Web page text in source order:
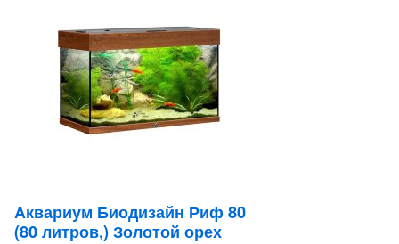
Аквариум Биодизайн Риф 80
(80 литров,) Золотой орех